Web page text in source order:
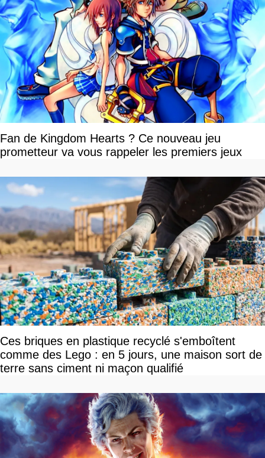
Fan de Kingdom Hearts ? Ce nouveau jeu
prometteur va vous rappeler les premiers jeux
Ces briques en plastique recyclé s'emboîtent
comme des Lego : en 5 jours, une maison sort de
terre sans ciment ni maçon qualifié